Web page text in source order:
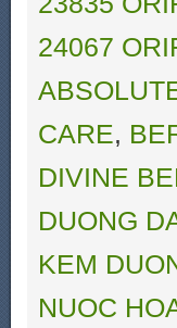
24067
CARE,
DIVINE
DUONG
KEM
NUOC